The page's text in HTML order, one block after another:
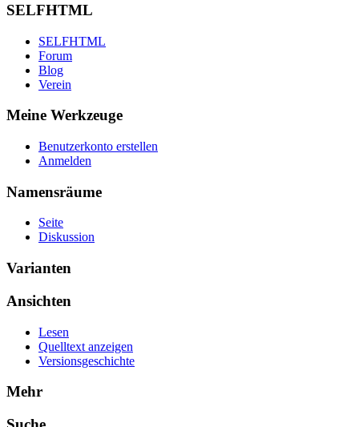
SELFHTML
SELFHTML
Forum
Blog
Verein
Meine Werkzeuge
Benutzerkonto erstellen
Anmelden
Namensräume
Seite
Diskussion
Varianten
Ansichten
Lesen
Quelltext anzeigen
Versionsgeschichte
Mehr